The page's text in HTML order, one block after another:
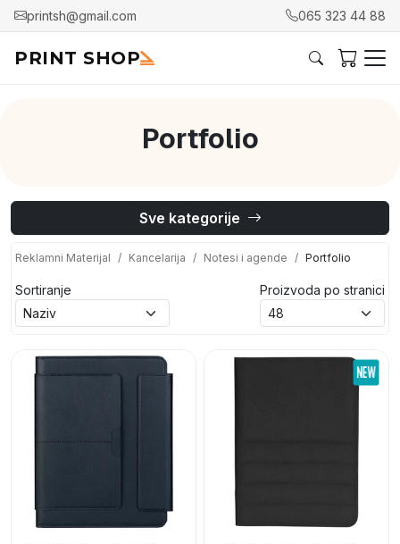
printsh@gmail.com 065 323 44 88
PRINT SHOP
Portfolio
Sve kategorije
Reklamni Materijal Kancelarija Notesi i agende Portfolio
Sortiranje Proizvoda po stranici